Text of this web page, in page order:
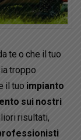
te o che il tuo
troppo
il tuo impianto
sui nostri
risultati,